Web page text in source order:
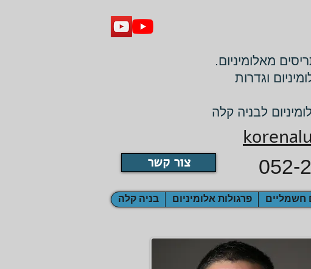
צור קשר 052-
בניה קלה פרגולות אלומיניום חשמליים
מאלומיניום.
וגדרות
לבניה קלה